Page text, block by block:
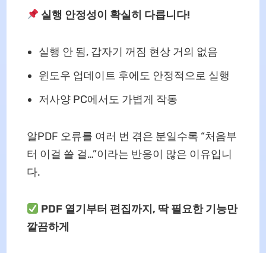
실행 안정성이 확실히 다릅니다!
실행 안 됨, 갑자기 꺼짐 현상 거의 없음
윈도우 업데이트 후에도 안정적으로 실행
저사양 PC에서도 가볍게 작동
알PDF 오류를 여러 번 겪은 분일수록 “처음부
터 이걸 쓸 걸…”이라는 반응이 많은 이유입니
다.
PDF 열기부터 편집까지, 딱 필요한 기능만
깔끔하게